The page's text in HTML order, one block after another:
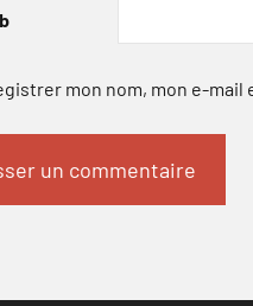
mon nom, mon e-mail